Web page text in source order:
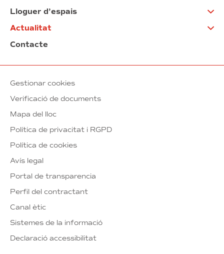
Lloguer d’espais
Actualitat
Contacte
Gestionar cookies
Verificació de documents
Mapa del lloc
Política de privacitat i RGPD
Política de cookies
Avís legal
Portal de transparencia
Perfil del contractant
Canal ètic
Sistemes de la informació
Declaració accessibilitat